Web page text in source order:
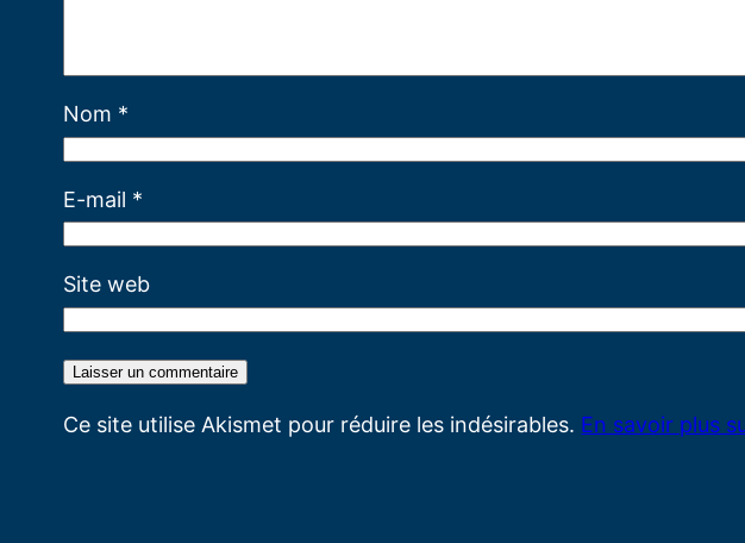
Nom *
E-mail *
Site web
Ce site utilise Akismet pour réduire les indésirables. En savoir plus